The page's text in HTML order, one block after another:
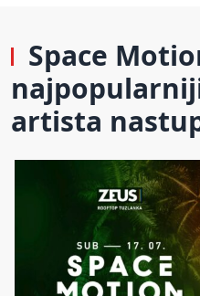
Space
artista